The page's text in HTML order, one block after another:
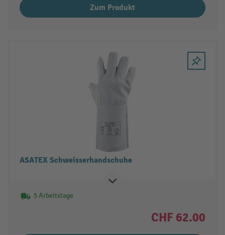
Zum Produkt
ASATEX Schweisserhandschuhe
5 Arbeitstage
CHF 62.00